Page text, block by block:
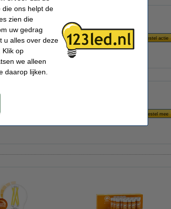
die ons helpt de
zien die
uw gedrag
u alles over deze
Klik op
we alleen
daarop lijken.